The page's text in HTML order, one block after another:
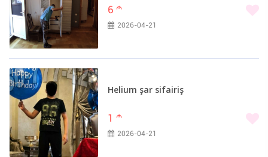
6 m
2026-04-21
Helium şar sifairiş
1 m
2026-04-21